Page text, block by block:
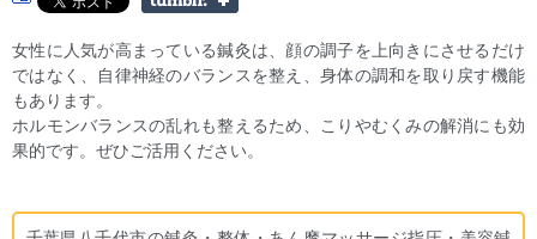
女性に人気が高まっている鍼灸は、顔の調子を上向きにさせるだけ
ではなく、自律神経のバランスを整え、身体の調和を取り戻す機能
もあります。
ホルモンバランスの乱れも整えるため、こりやむくみの解消にも効
果的です。ぜひご活用ください。